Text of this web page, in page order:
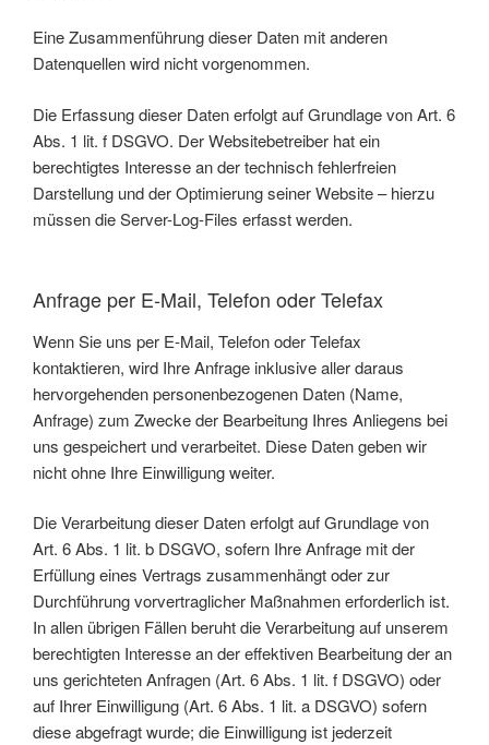
Eine Zusammenführung dieser Daten mit anderen
Datenquellen wird nicht vorgenommen.
Die Erfassung dieser Daten erfolgt auf Grundlage von Art. 6
Abs. 1 lit. f DSGVO. Der Websitebetreiber hat ein
berechtigtes Interesse an der technisch fehlerfreien
Darstellung und der Optimierung seiner Website – hierzu
müssen die Server-Log-Files erfasst werden.
Anfrage per E-Mail, Telefon oder Telefax
Wenn Sie uns per E-Mail, Telefon oder Telefax
kontaktieren, wird Ihre Anfrage inklusive aller daraus
hervorgehenden personenbezogenen Daten (Name,
Anfrage) zum Zwecke der Bearbeitung Ihres Anliegens bei
uns gespeichert und verarbeitet. Diese Daten geben wir
nicht ohne Ihre Einwilligung weiter.
Die Verarbeitung dieser Daten erfolgt auf Grundlage von
Art. 6 Abs. 1 lit. b DSGVO, sofern Ihre Anfrage mit der
Erfüllung eines Vertrags zusammenhängt oder zur
Durchführung vorvertraglicher Maßnahmen erforderlich ist.
In allen übrigen Fällen beruht die Verarbeitung auf unserem
berechtigten Interesse an der effektiven Bearbeitung der an
uns gerichteten Anfragen (Art. 6 Abs. 1 lit. f DSGVO) oder
auf Ihrer Einwilligung (Art. 6 Abs. 1 lit. a DSGVO) sofern
diese abgefragt wurde; die Einwilligung ist jederzeit